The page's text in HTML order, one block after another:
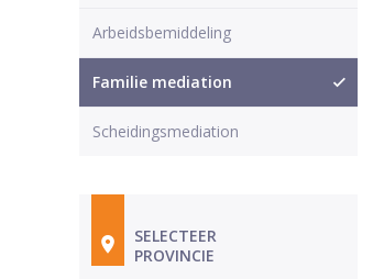
Arbeidsbemiddeling
Familie mediation
Scheidingsmediation
SELECTEER
PROVINCIE